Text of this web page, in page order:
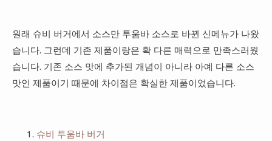
성북구
전라남도
충청남도
돈까스
라면
롯데리아
맘스터치
일본
원래 슈비 버거에서 소스만 투움바 소스로 바뀐 신메뉴가 나왔
습니다. 그런데 기존 제품이랑은 확 다른 매력으로 만족스러웠
습니다. 기존 소스 맛에 추가된 개념이 아니라 아예 다른 소스
맛인 제품이기 때문에 차이점은 확실한 제품이었습니다.
슈비 투움바 버거